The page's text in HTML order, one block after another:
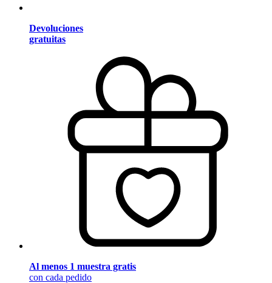
Devoluciones
gratuitas
Al menos 1 muestra gratis
con cada pedido